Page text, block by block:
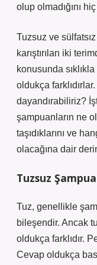
olup olmadığını
Tuzsuz ve
karıştırılan iki
konusunda
oldukça
dayandırabiliriz?
şampuanların ne
taşıdıklarını ve
olacağına dair
Tuzsuz
Tuz, genellikle
bileşendir. Ancak
oldukça farklıdır.
Cevap oldukça